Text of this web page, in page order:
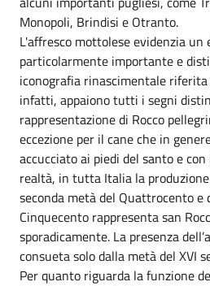
Monopoli, Brindisi e Otranto.
L'affresco mottolese evidenzia un
particolarmente importante e
iconografia rinascimentale riferita
infatti, appaiono tutti i segni
rappresentazione di Rocco
eccezione per il cane che in
accucciato ai piedi del santo e
realtà, in tutta Italia la
seconda metà del Quattrocento e
Cinquecento rappresenta san
sporadicamente. La presenza
consueta solo dalla metà del XVI
Per quanto riguarda la funzione